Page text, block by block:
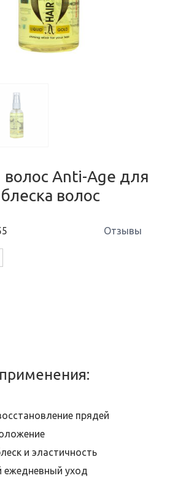
Anti-Age для
волос
Отзывы
прядей
и эластичность
ежедневный уход